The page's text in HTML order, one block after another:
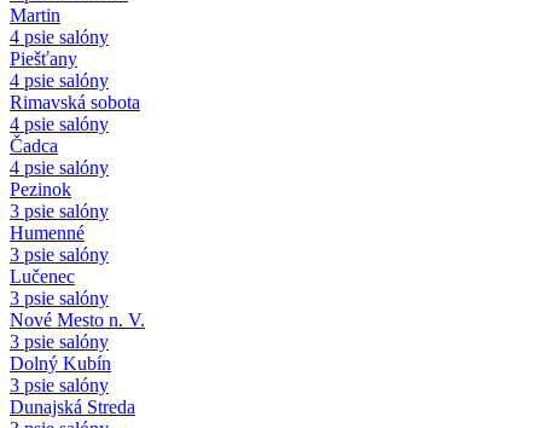
Martin
4 psie salóny
Piešťany
4 psie salóny
Rimavská sobota
4 psie salóny
Čadca
4 psie salóny
Pezinok
3 psie salóny
Humenné
3 psie salóny
Lučenec
3 psie salóny
Nové Mesto n. V.
3 psie salóny
Dolný Kubín
3 psie salóny
Dunajská Streda